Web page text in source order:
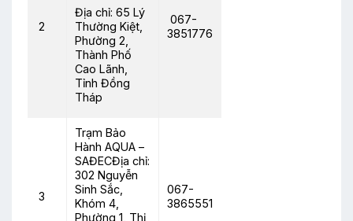
2
Địa chỉ: 65 Lý
Thường Kiệt,
Phường 2,
Thành Phố
Cao Lãnh,
Tỉnh Đồng
Tháp
067-
3851776
3
Trạm Bảo
Hành AQUA –
SAĐECĐịa chỉ:
302 Nguyễn
Sinh Sắc,
Khóm 4,
Phường 1, Thị
067-
3865551